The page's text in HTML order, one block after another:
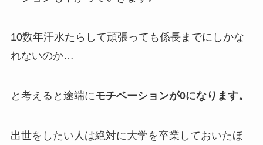
10数年汗水たらして頑張っても係長までにしかな
れないのか…
と考えると途端にモチベーションが0になります。
出世をしたい人は絶対に大学を卒業しておいたほ